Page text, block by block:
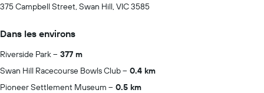
375 Campbell Street, Swan Hill, VIC 3585
Dans les environs
Riverside Park
377 m
Swan Hill Racecourse Bowls Club
0.4 km
Pioneer Settlement Museum
0.5 km